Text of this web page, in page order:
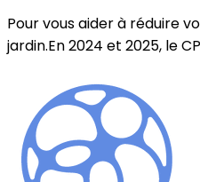
Pour vous aider à réduire
jardin.En 2024 et 2025, le